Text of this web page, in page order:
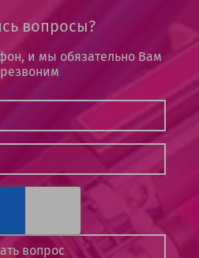
вопросы?
и мы обязательно Вам